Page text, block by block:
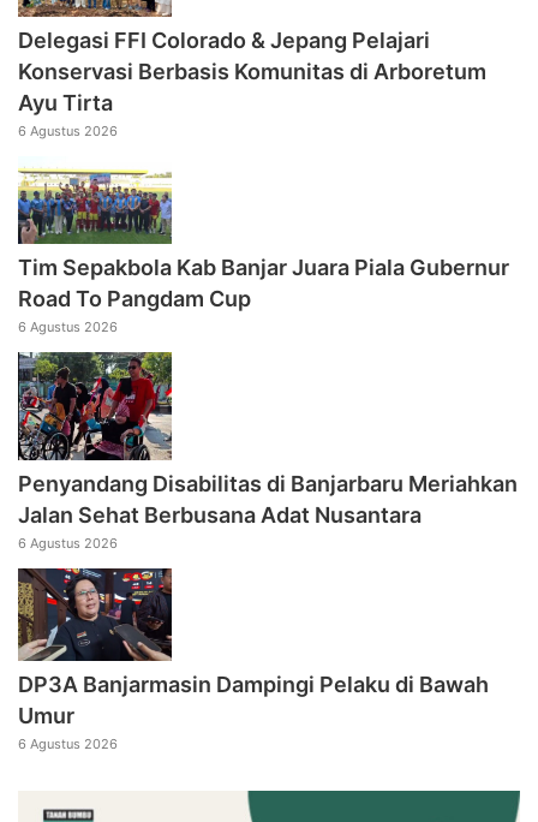
Delegasi FFI Colorado & Jepang Pelajari
Konservasi Berbasis Komunitas di Arboretum
Ayu Tirta
6 Agustus 2026
Tim Sepakbola Kab Banjar Juara Piala Gubernur
Road To Pangdam Cup
6 Agustus 2026
Penyandang Disabilitas di Banjarbaru Meriahkan
Jalan Sehat Berbusana Adat Nusantara
6 Agustus 2026
DP3A Banjarmasin Dampingi Pelaku di Bawah
Umur
6 Agustus 2026